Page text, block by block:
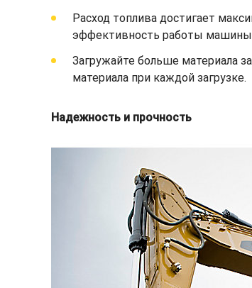
Расход топлива достигает
эффективность работы
Загружайте больше материала
материала при каждой загрузке.
Надежность и прочность